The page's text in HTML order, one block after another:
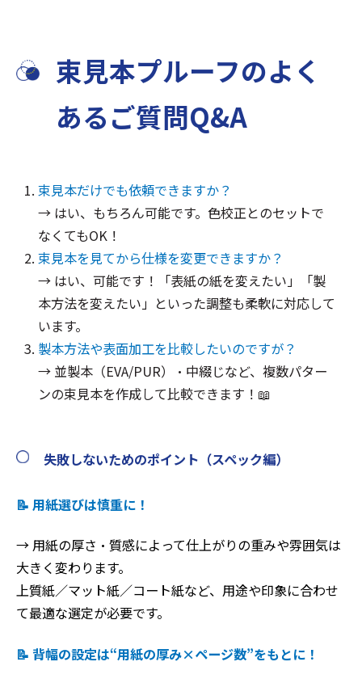
束見本プルーフのよく
あるご質問Q&A
束見本だけでも依頼できますか？
→ はい、もちろん可能です。色校正とのセットで
なくてもOK！
束見本を見てから仕様を変更できますか？
→ はい、可能です！「表紙の紙を変えたい」「製
本方法を変えたい」といった調整も柔軟に対応して
います。
製本方法や表面加工を比較したいのですが？
→ 並製本（EVA/PUR）・中綴じなど、複数パター
ンの束見本を作成して比較できます！📖
失敗しないためのポイント（スペック編）
📝 用紙選びは慎重に！
→ 用紙の厚さ・質感によって仕上がりの重みや雰囲気は
大きく変わります。
上質紙／マット紙／コート紙など、用途や印象に合わせ
て最適な選定が必要です。
📝 背幅の設定は“用紙の厚み×ページ数”をもとに！